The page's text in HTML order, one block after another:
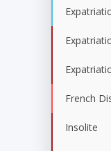
French
Insolite